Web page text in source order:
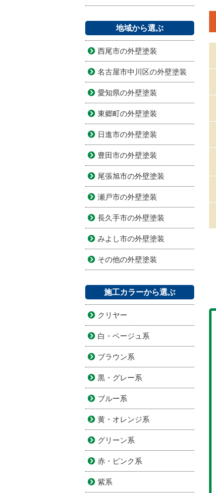
地域から選ぶ
西尾市の外壁塗装
名古屋市中川区の外壁塗装
愛知県の外壁塗装
東郷町の外壁塗装
日進市の外壁塗装
豊田市の外壁塗装
尾張旭市の外壁塗装
瀬戸市の外壁塗装
長久手市の外壁塗装
みよし市の外壁塗装
その他の外壁塗装
施工カラーから選ぶ
クリヤー
白・ベージュ系
ブラウン系
黒・グレー系
ブルー系
黄・オレンジ系
グリーン系
赤・ピンク系
紫系